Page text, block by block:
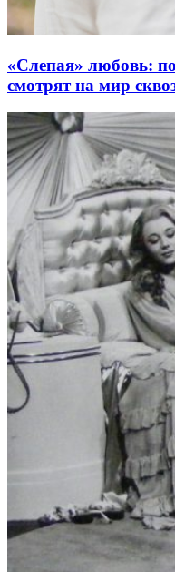
«Слепая» любовь:
смотрят на мир